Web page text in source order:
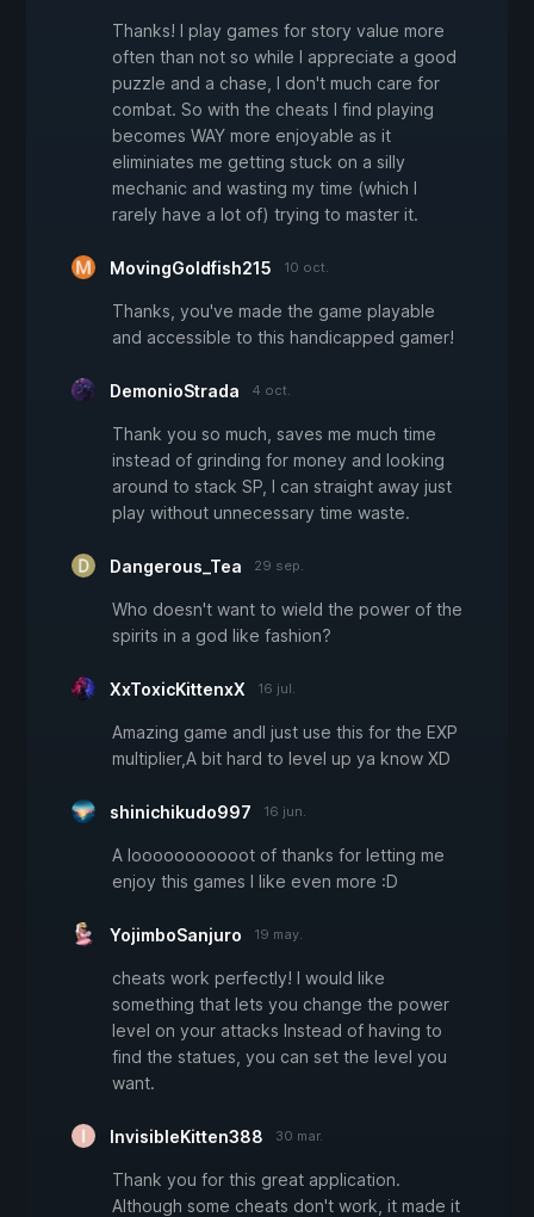
Thanks! I play games for story value more
often than not so while I appreciate a good
puzzle and a chase, I don't much care for
combat. So with the cheats I find playing
becomes WAY more enjoyable as it
eliminiates me getting stuck on a silly
mechanic and wasting my time (which I
rarely have a lot of) trying to master it.
MovingGoldfish215 10 oct.
Thanks, you've made the game playable
and accessible to this handicapped gamer!
DemonioStrada 4 oct.
Thank you so much, saves me much time
instead of grinding for money and looking
around to stack SP, I can straight away just
play without unnecessary time waste.
Dangerous_Tea 29 sep.
Who doesn't want to wield the power of the
spirits in a god like fashion?
XxToxicKittenxX 16 jul.
Amazing game andI just use this for the EXP
multiplier,A bit hard to level up ya know XD
shinichikudo997 16 jun.
A looooooooooot of thanks for letting me
enjoy this games I like even more :D
YojimboSanjuro 19 may.
cheats work perfectly! I would like
something that lets you change the power
level on your attacks Instead of having to
find the statues, you can set the level you
want.
InvisibleKitten388 30 mar.
Thank you for this great application.
Although some cheats don't work, it made it